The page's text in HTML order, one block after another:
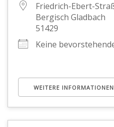
Friedrich-Ebert-
Bergisch Gladbach
51429
Keine
WEITERE INFORMATIONEN